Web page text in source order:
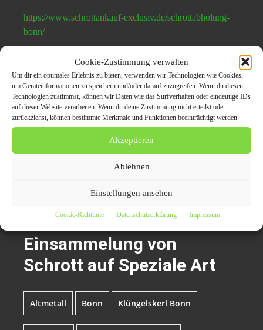
Cookie-Zustimmung verwalten
Um dir ein optimales Erlebnis zu bieten, verwenden wir Technologien wie Cookies,
um Geräteinformationen zu speichern und/oder darauf zuzugreifen. Wenn du diesen
Technologien zustimmst, können wir Daten wie das Surfverhalten oder eindeutige IDs
auf dieser Website verarbeiten. Wenn du deine Zustimmung nicht erteilst oder
zurückziehst, können bestimmte Merkmale und Funktionen beeinträchtigt werden.
Akzeptieren
Ablehnen
Einstellungen ansehen
Cookie-Richtlinie Datenschutzerklärung Impressum
https://www.schrottankauf-exclusiv.de/schrottabholung-
bonn/
Hamza El-Lahib
Adresse: Deutsche Straße 8
in 44649 Herne
Telefon: 01523-7147607
Themen zum Beitrag
Die Schrottabholung Bonn
ist auf ein kostenfreies
Einsammelung von
Schrott auf Speziale Art
Altmetall Bonn Klüngelskerl Bonn